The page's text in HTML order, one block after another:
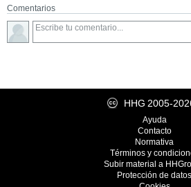
Comentarios
HHG 2005-
Ayuda
Contacto
Normativa
Términos y
Subir material a
Protección de datos